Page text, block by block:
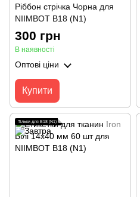
Ріббон стрічка Чорна для
NIIMBOT B18 (N1)
300 грн
В наявності
Оптові ціни
Купити
Тільки для B18 (N1)